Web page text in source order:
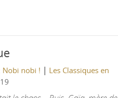
Nobi nobi ! | Les Classiques en